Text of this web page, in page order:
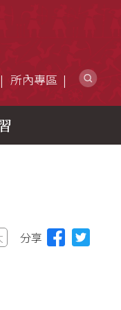
所內專區
分享